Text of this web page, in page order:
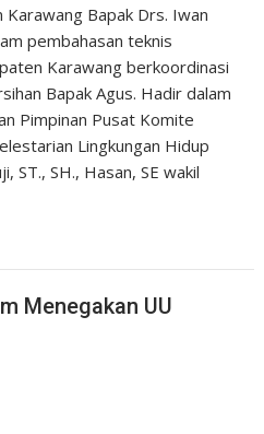
Bapak Drs. Iwan
pembahasan teknis
Karawang berkoordinasi
Bapak Agus. Hadir dalam
Pimpinan Pusat Komite
Lingkungan Hidup
ST., SH., Hasan, SE wakil
Menegakan UU